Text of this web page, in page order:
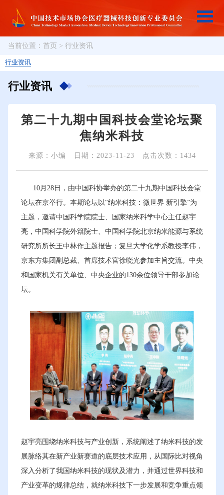
当前位置： 首页 > 行业资讯
行业资讯
行业资讯
第二十九期中国科技会堂论坛聚
焦纳米科技
来源：小编 日期：2023-11-23 点击次数：1434
10月28日，由中国科协举办的第二十九期中国科技会堂
论坛在京举行。本期论坛以“纳米科技：微世界 新引擎”为
主题，邀请中国科学院院士、国家纳米科学中心主任赵宇
亮，中国科学院外籍院士、中国科学院北京纳米能源与系统
研究所所长王中林作主题报告；复旦大学化学系教授李伟，
京东方集团副总裁、首席技术官徐晓光参加主旨交流。中央
和国家机关有关单位、中央企业的130余位领导干部参加论
坛。
赵宇亮围绕纳米科技与产业创新，系统阐述了纳米科技的发
展脉络其在新产业新赛道的底层技术应用，从国际比对视角
深入分析了我国纳米科技的现状及潜力，并通过世界科技和
产业变革的规律总结，就纳米科技下一步发展和竞争重点领